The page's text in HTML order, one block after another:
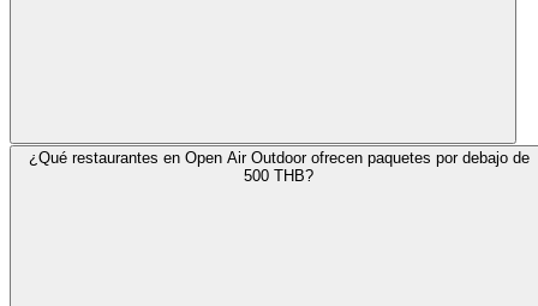
¿Qué restaurantes en Open Air Outdoor ofrecen paquetes por debajo de
500 THB?